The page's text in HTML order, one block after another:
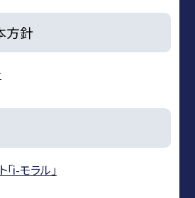
方針
i-モラル」